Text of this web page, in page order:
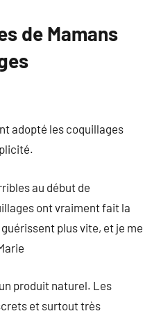
de Mamans
adopté les coquillages
au début de
ont vraiment fait la
plus vite, et je me
un produit naturel. Les
et surtout très